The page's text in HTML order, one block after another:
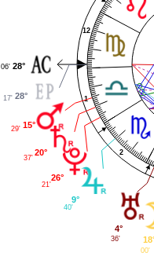
1
2
12
28°
06'
28°
17'
15°
29'
20°
37'
26°
21'
9°
40'
4°
36'
00'